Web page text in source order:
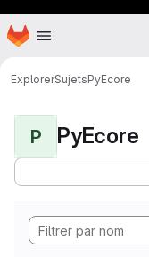
Passer au contenu principal
Page d'accueil
ExplorerSujetsPyEcore
P PyEcore